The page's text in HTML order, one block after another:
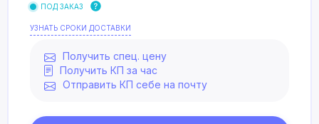
ПОД ЗАКАЗ
УЗНАТЬ СРОКИ ДОСТАВКИ
Получить спец. цену
Получить КП за час
Отправить КП себе на почту